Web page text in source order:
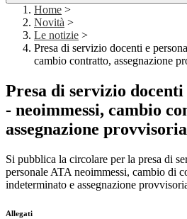
Home >
Novità >
Le notizie >
Presa di servizio docenti e
cambio contratto, assegnazione
Presa di servizio docenti
- neoimmessi, cambio
assegnazione
Si pubblica la circolare per la presa di
personale ATA neoimmessi, cambio di
indeterminato e assegnazione
Allegati